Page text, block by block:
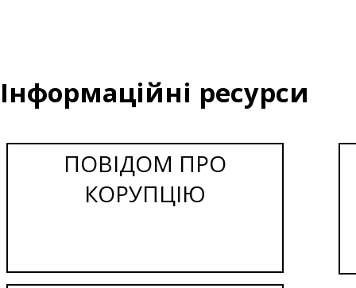
Інформаційні ресурси
ПОВІДОМ ПРО
КОРУПЦІЮ